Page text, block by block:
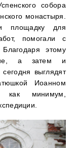
собора
монастыря.
площадку для
помогали с
этому
а затем и
выглядят
Иоанном
как минимум,